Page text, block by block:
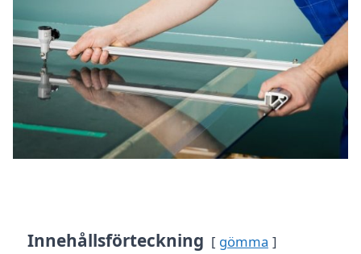
Innehållsförteckning gömma